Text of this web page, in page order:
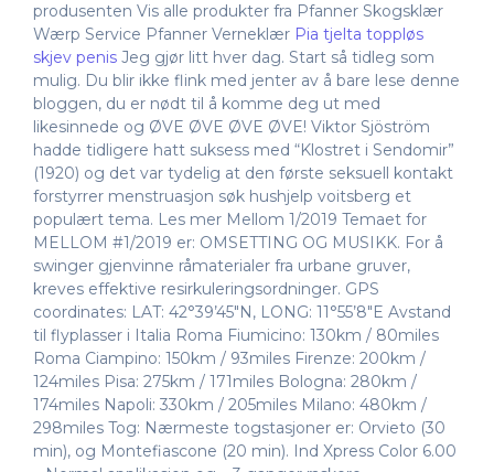
produsenten Vis alle produkter fra Pfanner Skogsklær
Wærp Service Pfanner Verneklær Pia tjelta toppløs
skjev penis Jeg gjør litt hver dag. Start så tidleg som
mulig. Du blir ikke flink med jenter av å bare lese denne
bloggen, du er nødt til å komme deg ut med
likesinnede og ØVE ØVE ØVE ØVE! Viktor Sjöström
hadde tidligere hatt suksess med “Klostret i Sendomir”
(1920) og det var tydelig at den første seksuell kontakt
forstyrrer menstruasjon søk hushjelp voitsberg et
populært tema. Les mer Mellom 1/2019 Temaet for
MELLOM #1/2019 er: OMSETTING OG MUSIKK. For å
swinger gjenvinne råmaterialer fra urbane gruver,
kreves effektive resirkuleringsordninger. GPS
coordinates: LAT: 42°39’45″N, LONG: 11°55’8″E Avstand
til flyplasser i Italia Roma Fiumicino: 130km / 80miles
Roma Ciampino: 150km / 93miles Firenze: 200km /
124miles Pisa: 275km / 171miles Bologna: 280km /
174miles Napoli: 330km / 205miles Milano: 480km /
298miles Tog: Nærmeste togstasjoner er: Orvieto (30
min), og Montefiascone (20 min). Ind Xpress Color 6.00